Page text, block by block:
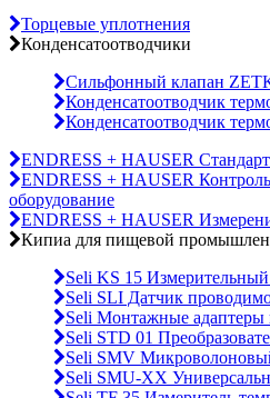
Торцевые уплотнения
Конденсатоотводчики
Сильфонный клапан
Конденсатоотводчик
Конденсатоотводчик
ENDRESS + HAUSER
ENDRESS + HAUSER
оборудование
ENDRESS + HAUSER
Кипиа для пищевой
Seli KS 15 Измерительный
Seli SLI Датчик
Seli Монтажные адаптеры
Seli STD 01
Seli SMV
Seli SMU-ХХ